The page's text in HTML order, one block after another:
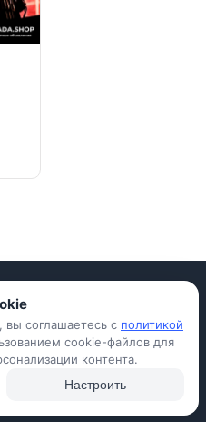
для iPhone
2026
ОбъявленияВопросы и ответы
вы соглашаетесь с политикой
cookie-файлов для
контента.
Настроить